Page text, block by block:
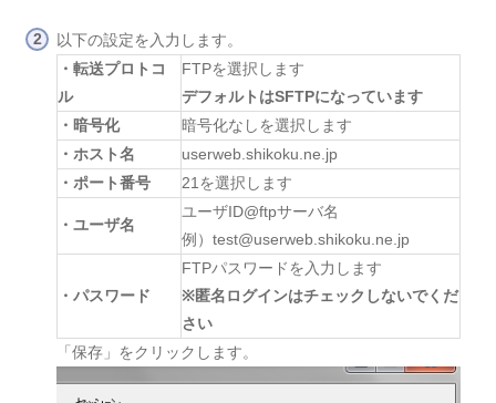
以下の設定を入力します。
・転送プロトコ
ル
FTPを選択します
デフォルトはSFTPになっています
・暗号化
暗号化なしを選択します
・ホスト名
userweb.shikoku.ne.jp
・ポート番号
21を選択します
・ユーザ名
ユーザID@ftpサーバ名
例）test@userweb.shikoku.ne.jp
・パスワード
FTPパスワードを入力します
※匿名ログインはチェックしないでくだ
さい
「保存」をクリックします。